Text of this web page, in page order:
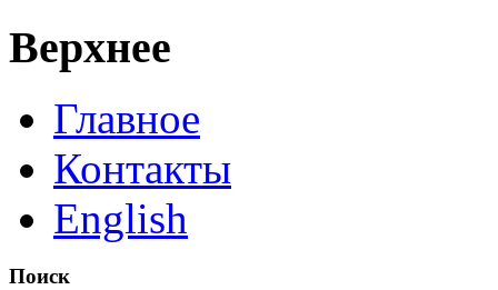
Верхнее
Главное
Контакты
English
Поиск